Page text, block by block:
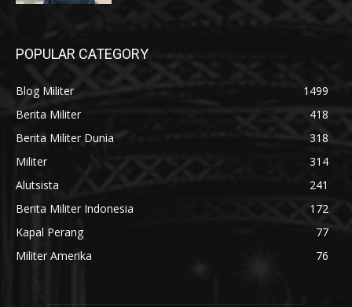
POPULAR CATEGORY
Blog Militer
1499
Berita Militer
418
Berita Militer Dunia
318
Militer
314
Alutsista
241
Berita Militer Indonesia
172
Kapal Perang
77
Militer Amerika
76